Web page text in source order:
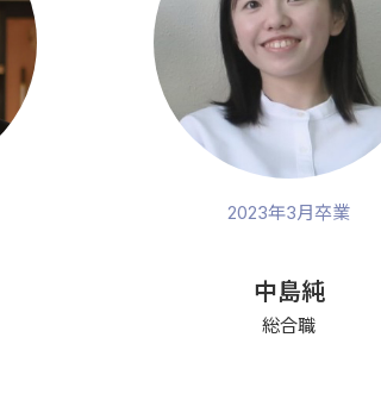
2023年3月卒業
中島純
総合職